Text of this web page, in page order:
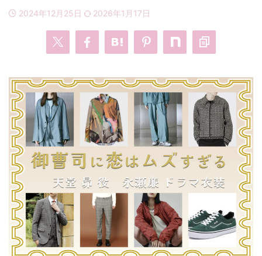
・あのクズ
無能の鷹
・若草物語
・ワンピース
・バッグ
・腕時計
2024年12月25日 2026年1月17日